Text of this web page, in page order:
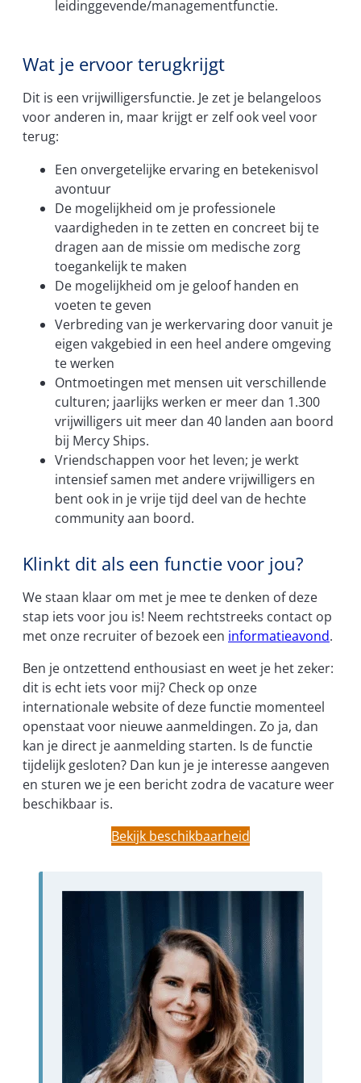
leidinggevende/managementfunctie.
Wat je ervoor terugkrijgt
Dit is een vrijwilligersfunctie. Je zet je belangeloos
voor anderen in, maar krijgt er zelf ook veel voor
terug:
Een onvergetelijke ervaring en betekenisvol
avontuur
De mogelijkheid om je professionele
vaardigheden in te zetten en concreet bij te
dragen aan de missie om medische zorg
toegankelijk te maken
De mogelijkheid om je geloof handen en
voeten te geven
Verbreding van je werkervaring door vanuit je
eigen vakgebied in een heel andere omgeving
te werken
Ontmoetingen met mensen uit verschillende
culturen; jaarlijks werken er meer dan 1.300
vrijwilligers uit meer dan 40 landen aan boord
bij Mercy Ships.
Vriendschappen voor het leven; je werkt
intensief samen met andere vrijwilligers en
bent ook in je vrije tijd deel van de hechte
community aan boord.
Klinkt dit als een functie voor jou?
We staan klaar om met je mee te denken of deze
stap iets voor jou is! Neem rechtstreeks contact op
met onze recruiter of bezoek een informatieavond.
Ben je ontzettend enthousiast en weet je het zeker:
dit is echt iets voor mij? Check op onze
internationale website of deze functie momenteel
openstaat voor nieuwe aanmeldingen. Zo ja, dan
kan je direct je aanmelding starten. Is de functie
tijdelijk gesloten? Dan kun je je interesse aangeven
en sturen we je een bericht zodra de vacature weer
beschikbaar is.
Bekijk beschikbaarheid